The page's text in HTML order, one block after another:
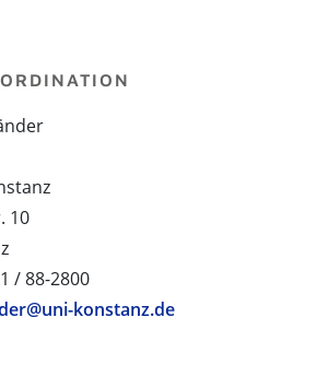
10
/ 88-2800
konstanz.de